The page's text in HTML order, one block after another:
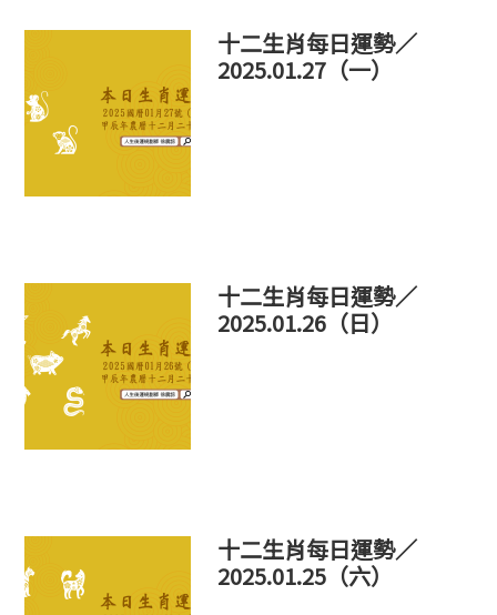
十二生肖每日運勢／
2025.01.27（一）
十二生肖每日運勢／
2025.01.26（日）
十二生肖每日運勢／
2025.01.25（六）